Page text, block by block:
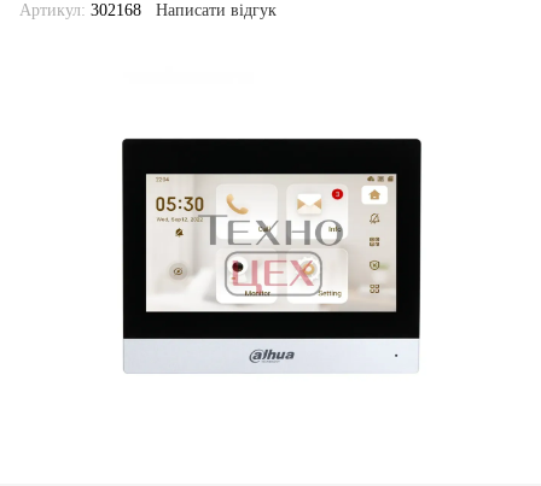
Артикул: 302168 Написати відгук